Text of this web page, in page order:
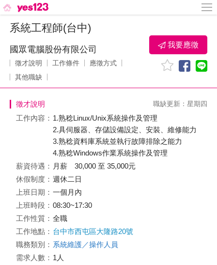
系統工程師(台中)
國眾電腦股份有限公司
徵才說明 工作條件
應徵方式
其他職缺
我要應徵
徵才說明 職缺更新：星期四
工作內容： 1.熟稔Linux/Unix系統操作及管理
2.具伺服器、存儲設備設定、安裝、維修能力
3.熟稔資料庫系統並執行故障排除之能力
4.熟稔Windows作業系統操作及管理
薪資待遇： 月薪 30,000 至 35,000元
休假制度： 週休二日
上班日期： 一個月內
上班時段： 08:30~17:30
工作性質： 全職
工作地點： 台中市西屯區大隆路20號
職務類別： 系統維護／操作人員
需求人數： 1人